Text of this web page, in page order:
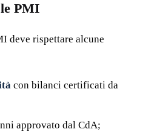
PMI
deve rispettare alcune
con bilanci certificati da
approvato dal CdA;